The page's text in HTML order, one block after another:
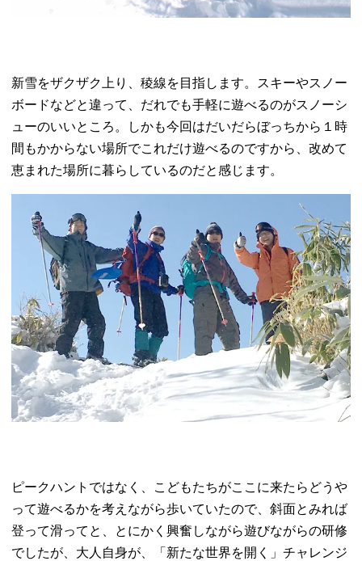
新雪をザクザク上り、稜線を目指します。スキーやスノー
ボードなどと違って、だれでも手軽に遊べるのがスノーシ
ューのいいところ。しかも今回はだいだらぼっちから１時
間もかからない場所でこれだけ遊べるのですから、改めて
恵まれた場所に暮らしているのだと感じます。
ピークハントではなく、こどもたちがここに来たらどうや
って遊べるかを考えながら歩いていたので、斜面とみれば
登って滑ってと、とにかく興奮しながら遊びながらの研修
でしたが、大人自身が、「新たな世界を開く」チャレンジ